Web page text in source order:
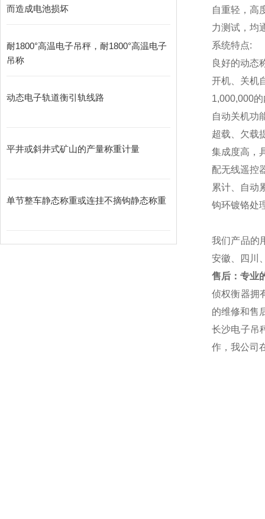
而造成电池损坏
耐1800°高温电子吊秤，耐1800°高温电子
吊称
动态电子轨道衡引轨线路
平井或斜井式矿山的产量称重计量
单节整车静态称重或连挂不摘钩静态称重
自重轻，高
力测试，均
系统特点:
良好的动态
开机、关机
1,000,000
自动关机功
超载、欠载
集成度高，
配无线遥控
累计、自动
钩环镀铬处
我们产品的
安徽、四川
售后：专业
侦权衡器拥
的维修和售
长沙电子吊
作，我公司